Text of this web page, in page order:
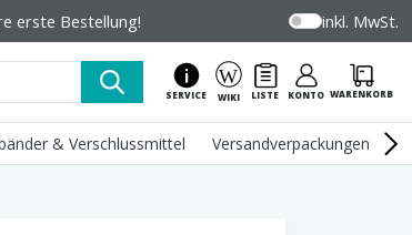
erste Bestellung! inkl. MwSt.
SERVICE WIKI LISTE KONTO WARENKORB
& Verschlussmittel Versandverpackungen